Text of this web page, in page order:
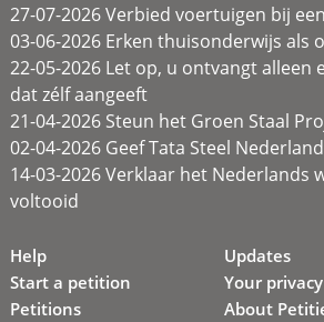
27-07-2026 Verbied voertuigen bij
03-06-2026 Erken thuisonderwijs als
22-05-2026 Let op, u ontvangt alleen
dat zélf aangeeft
21-04-2026 Steun het Groen Staal
02-04-2026 Geef Tata Steel
14-03-2026 Verklaar het Nederlands
voltooid
Help
Start a petition
Petitions
Updates
Your privacy
About